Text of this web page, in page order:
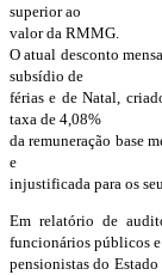
superior ao
valor da RMMG.
O atual desconto
subsídio de
férias e de Natal,
taxa de 4,08%
da remuneração base
e
injustificada para os
Em relatório de
funcionários públicos e
pensionistas do Estado